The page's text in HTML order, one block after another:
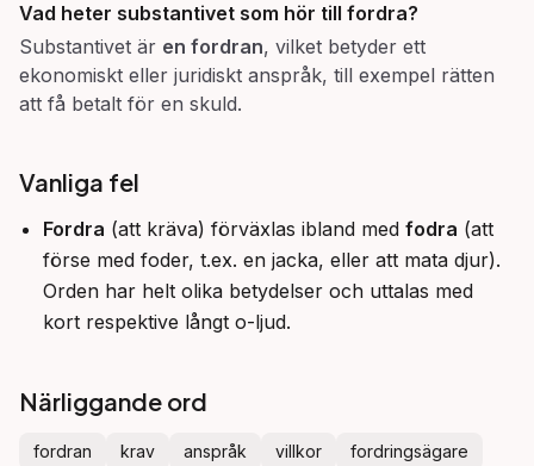
Vad heter substantivet som hör till fordra?
Substantivet är en fordran, vilket betyder ett
ekonomiskt eller juridiskt anspråk, till exempel rätten
att få betalt för en skuld.
Vanliga fel
Fordra (att kräva) förväxlas ibland med fodra (att
förse med foder, t.ex. en jacka, eller att mata djur).
Orden har helt olika betydelser och uttalas med
kort respektive långt o-ljud.
Närliggande ord
fordran krav anspråk villkor
fordringsägare